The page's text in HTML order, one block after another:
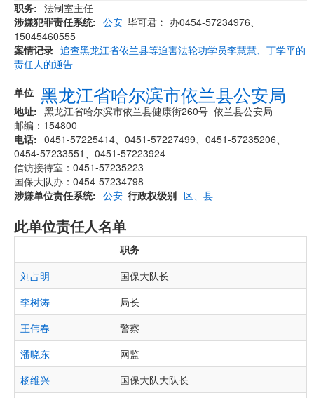
职务
法制室主任
涉嫌犯罪责任系统
公安 毕可君︰ 办0454-57234976、
15045460555
案情记录 追查黑龙江省依兰县等迫害法轮功学员李慧慧、丁学平的
责任人的通告
单位 黑龙江省哈尔滨市依兰县公安局
地址
黑龙江省哈尔滨市依兰县健康街260号 依兰县公安局
邮编：154800
电话
0451-57225414、0451-57227499、0451-57235206、
0454-57233551、0451-57223924
信访接待室：0451-57235223
国保大队办：0454-57234798
涉嫌单位责任系统
公安 行政权级别 区、县
此单位责任人名单
职务
刘占明
国保大队长
李树涛
局长
王伟春
警察
潘晓东
网监
杨维兴
国保大队大队长